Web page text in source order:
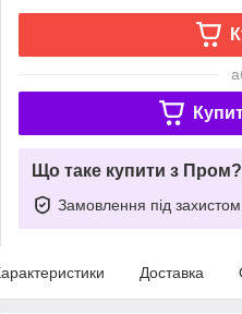
Що таке купити з Пром?
Замовлення під захистом
Доставка